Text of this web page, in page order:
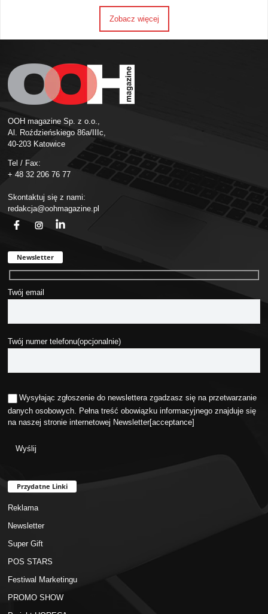
Zobacz więcej
OOH magazine Sp. z o.o.,
Al. Roździeńskiego 86a/IIIc,
40-203 Katowice
Tel / Fax:
+ 48 32 206 76 77
Skontaktuj się z nami:
redakcja@oohmagazine.pl
Newsletter
Twój email
Twój numer telefonu(opcjonalnie)
Wysyłając zgłoszenie do newslettera zgadzasz się na przetwarzanie
danych osobowych. Pełna treść obowiązku informacyjnego znajduje się
na naszej stronie internetowej Newsletter[acceptance]
Przydatne Linki
Reklama
Newsletter
Super Gift
POS STARS
Festiwal Marketingu
PROMO SHOW